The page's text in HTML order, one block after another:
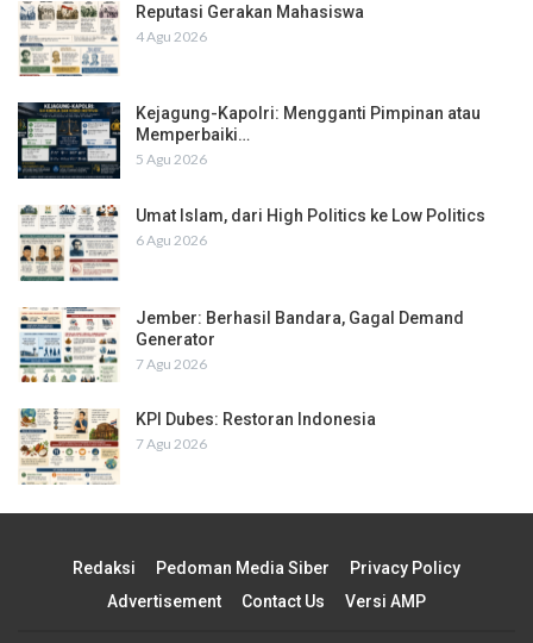
Reputasi Gerakan Mahasiswa
4 Agu 2026
Kejagung-Kapolri: Mengganti Pimpinan atau
Memperbaiki…
5 Agu 2026
Umat Islam, dari High Politics ke Low Politics
6 Agu 2026
Jember: Berhasil Bandara, Gagal Demand
Generator
7 Agu 2026
KPI Dubes: Restoran Indonesia
7 Agu 2026
Redaksi Pedoman Media Siber
Privacy Policy
Advertisement
Contact Us Versi AMP